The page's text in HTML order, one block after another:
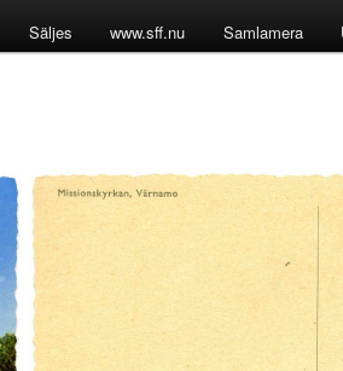
Säljes www.sff.nu Samlamera